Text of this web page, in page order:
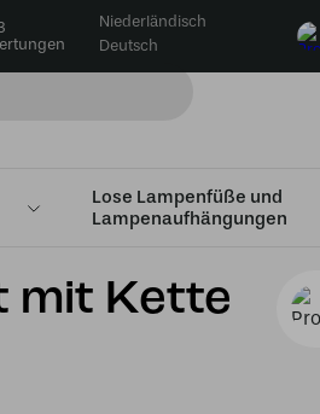
Niederländisch
Deutsch
Lose Lampenfüße und
Lampenaufhängungen
mit Kette